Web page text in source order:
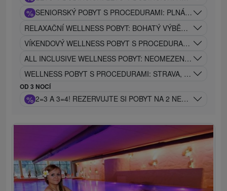
% SENIORSKÝ POBYT S PROCEDURAMI: PLNÁ PENZE,
RELAXAČNÍ WELLNESS POBYT: BOHATÝ VÝBĚR
VÍKENDOVÝ WELLNESS POBYT S PROCEDURAMI: VOLNÝ
ALL INCLUSIVE WELLNESS POBYT: NEOMEZENÝ RELAX,
WELLNESS POBYT S PROCEDURAMI: STRAVA, BAZÉNY A
OD 3 NOCÍ
% 2=3 A 3=4! REZERVUJTE SI POBYT NA 2 NEBO 3 NOCI